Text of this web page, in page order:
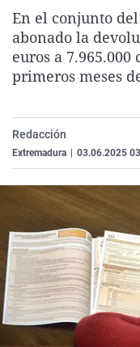
En el conjunto
abonado la
euros a
primeros meses
Redacción
Extremadura 03.06.2025